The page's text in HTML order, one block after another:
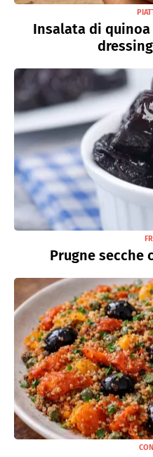
Insalata di
Prugne secche